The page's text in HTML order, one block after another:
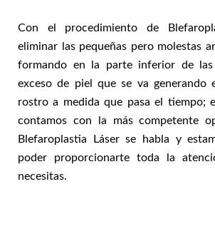
Con el procedimiento de
eliminar las pequeñas pero molestas
formando en la parte inferior de las
exceso de piel que se va generando
rostro a medida que pasa el tiempo;
contamos con la más competente
Blefaroplastia Láser se habla y
poder proporcionarte toda la
necesitas.